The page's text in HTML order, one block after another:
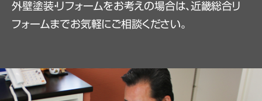
外壁塗装・リフォームをお考えの場合は、近畿総合リ
フォームまでお気軽にご相談ください。